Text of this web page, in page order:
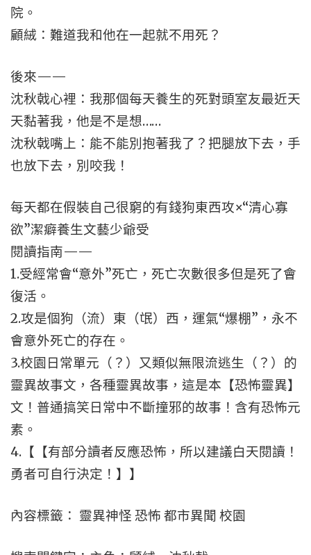
院。
顧絨：難道我和他在一起就不用死？
後來——
沈秋戟心裡：我那個每天養生的死對頭室友最近天
天黏著我，他是不是想……
沈秋戟嘴上：能不能別抱著我了？把腿放下去，手
也放下去，別咬我！
每天都在假裝自己很窮的有錢狗東西攻×“清心寡
欲”潔癖養生文藝少爺受
閱讀指南——
1.受經常會“意外”死亡，死亡次數很多但是死了會
復活。
2.攻是個狗（流）東（氓）西，運氣“爆棚”，永不
會意外死亡的存在。
3.校園日常單元（？）又類似無限流逃生（？）的
靈異故事文，各種靈異故事，這是本【恐怖靈異】
文！普通搞笑日常中不斷撞邪的故事！含有恐怖元
素。
4.【【有部分讀者反應恐怖，所以建議白天閱讀！
勇者可自行決定！】】
內容標籤： 靈異神怪 恐怖 都市異聞 校園